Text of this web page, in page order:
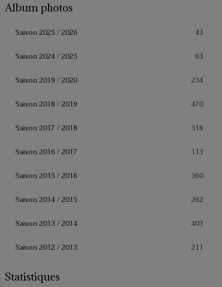
Album photos
Saison 2025 / 2026 43
Saison 2024 / 2025 63
Saison 2019 / 2020 234
Saison 2018 / 2019 470
Saison 2017 / 2018 318
Saison 2016 / 2017 113
Saison 2015 / 2016 360
Saison 2014 / 2015 262
Saison 2013 / 2014 403
Saison 2012 / 2013 211
Statistiques